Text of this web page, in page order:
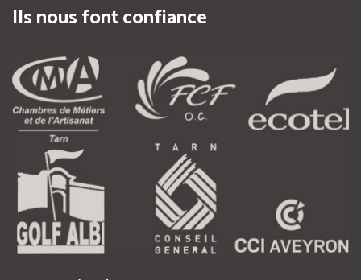
Ils nous font confiance